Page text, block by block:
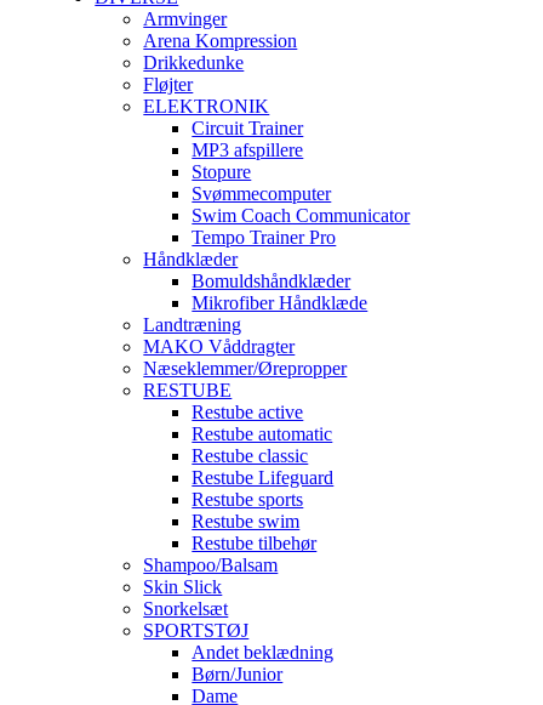
Armvinger
Arena Kompression
Drikkedunke
Fløjter
ELEKTRONIK
Circuit Trainer
MP3 afspillere
Stopure
Svømmecomputer
Swim Coach Communicator
Tempo Trainer Pro
Håndklæder
Bomuldshåndklæder
Mikrofiber Håndklæde
Landtræning
MAKO Våddragter
Næseklemmer/Ørepropper
RESTUBE
Restube active
Restube automatic
Restube classic
Restube Lifeguard
Restube sports
Restube swim
Restube tilbehør
Shampoo/Balsam
Skin Slick
Snorkelsæt
SPORTSTØJ
Andet beklædning
Børn/Junior
Dame